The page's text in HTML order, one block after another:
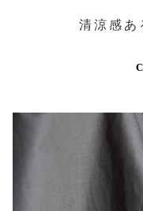
清涼感あ